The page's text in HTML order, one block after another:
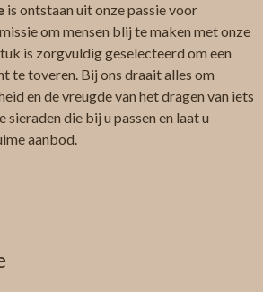
is ontstaan uit onze passie voor
om mensen blij te maken met onze
is zorgvuldig geselecteerd om een
te toveren. Bij ons draait alles om
en de vreugde van het dragen van iets
die bij u passen en laat u
aanbod.